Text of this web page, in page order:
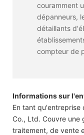
couramment
dépanneurs,
détaillants
compteur de
Informations sur
En tant qu'entreprise
Co., Ltd. Couvre une
traitement, de vente